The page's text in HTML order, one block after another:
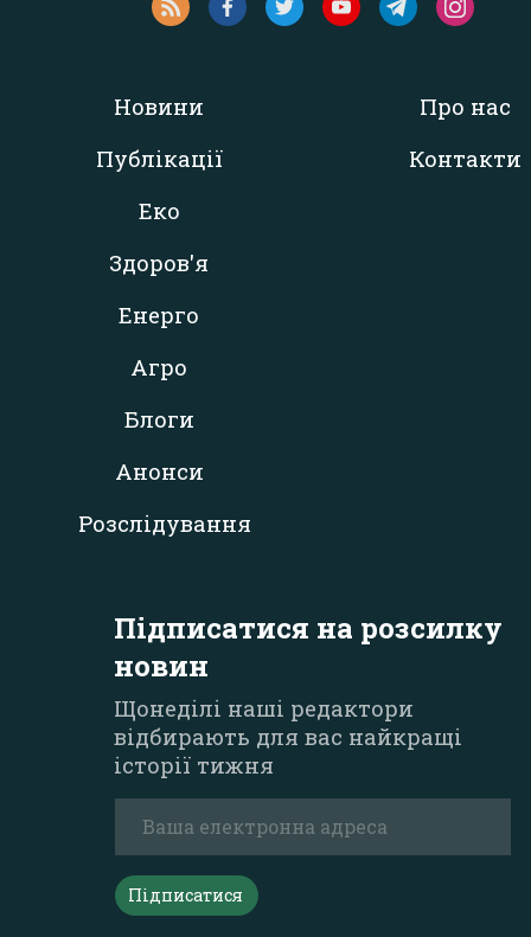
Новини
Публікації
Еко
Здоров'я
Енерго
Агро
Блоги
Анонси
Розслідування
Про нас
Контакти
Підписатися на розсилку
новин
Щонеділі наші редактори
відбирають для вас найкращі
історії тижня
Підписатися